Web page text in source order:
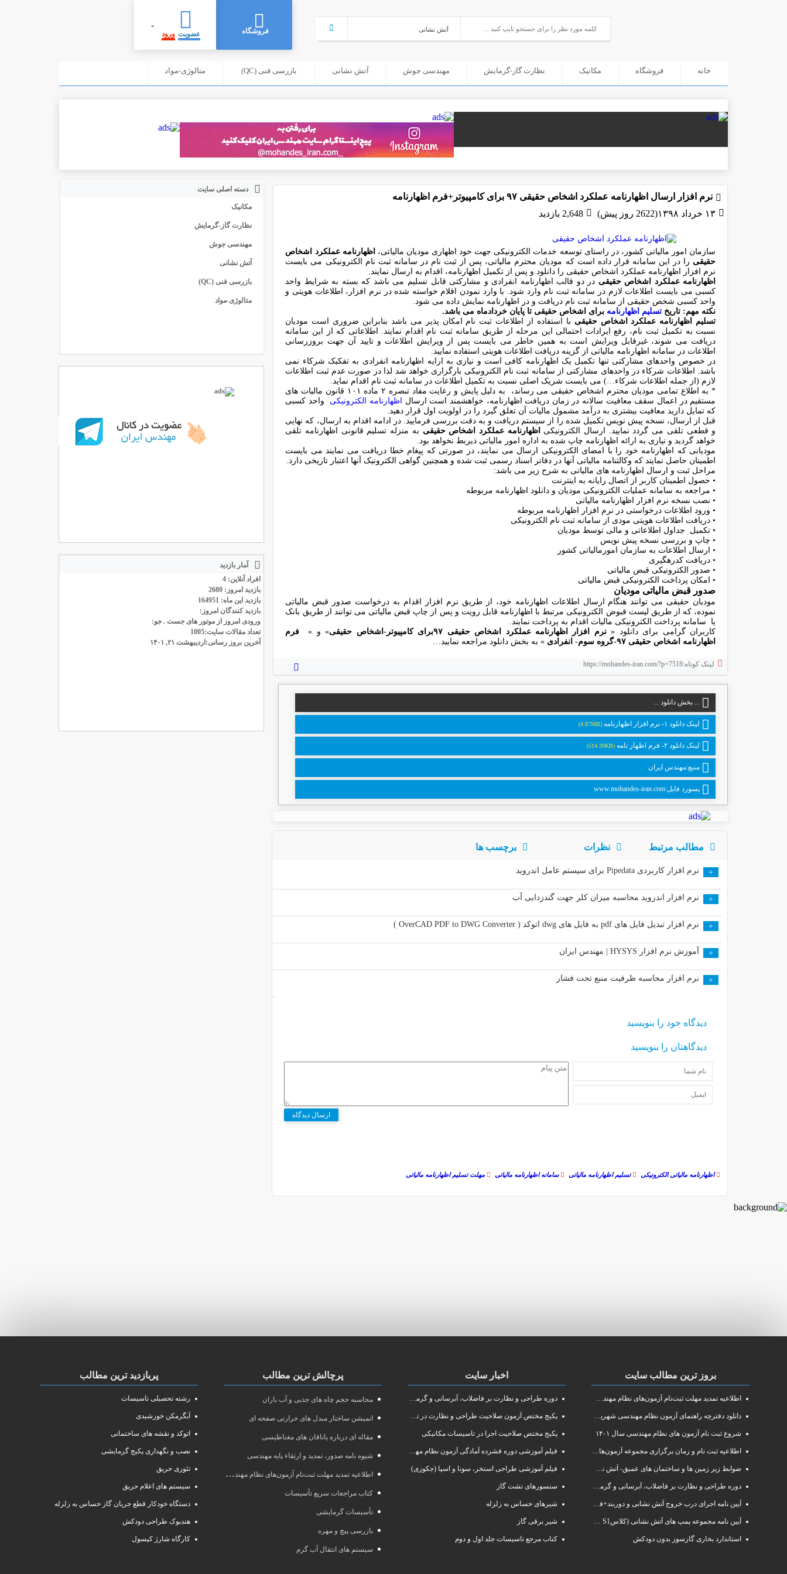
فروشگاه عضویت
-
ورود
خانه فروشگاه مکانیک نظارت گاز-گرمایش مهندسی جوش آتش نشانی بازرسی فنی (QC) متالوژی-مواد
نرم افزار ارسال اظهارنامه عملکرد اشخاص حقیقی ۹۷ برای کامپیوتر+فرم اظهارنامه
۱۳ خرداد ۱۳۹۸(2622 روز پیش)
2,648 بازدید
سازمان امور مالیاتی کشور، در راستای توسعه خدمات الکترونیکی جهت خود اظهاری مودیان مالیاتی، اظهارنامه عملکرد اشخاص
حقیقی را در این سامانه قرار داده است که مودیان محترم مالیاتی، پس از ثبت نام در سامانه ثبت نام الکترونیکی می بایست
نرم افزار اظهارنامه عملکرد اشخاص حقیقی را دانلود و پس از تکمیل اظهارنامه، اقدام به ارسال نمایند.
اظهارنامه عملکرد اشخاص حقیقی در دو قالب اظهارنامه انفرادی و مشارکتی قابل تسلیم می باشد که بسته به شرایط واحد
کسبی می بایست اطلاعات لازم در سامانه ثبت نام وارد شود. با وارد نمودن اقلام خواسته شده در نرم افزار، اطلاعات هویتی و
واحد کسبی شخص حقیقی از سامانه ثبت نام دریافت و در اظهارنامه نمایش داده می شود.
نکته مهم: تاریخ تسلیم اظهارنامه برای اشخاص حقیقی تا پایان خردادماه می باشد.
تسلیم اظهارنامه عملکرد اشخاص حقیقی با استفاده از اطلاعات ثبت نام امکان پذیر می باشد بنابراین ضروری است مودیان
نسبت به تکمیل ثبت نام، رفع ایرادات احتمالی این مرحله از طریق سامانه ثبت نام اقدام نمایند. اطلاعاتی که از این سامانه
دریافت می شوند، غیرقابل ویرایش است به همین خاطر می بایست پس از ویرایش اطلاعات و تایید آن جهت بروزرسانی
اطلاعات در سامانه اظهارنامه مالیاتی از گزینه دریافت اطلاعات هویتی استفاده نمایید.
در خصوص واحدهای مشارکتی تنها تکمیل یک اظهارنامه کافی است و نیازی به ارایه اظهارنامه انفرادی به تفکیک شرکاء نمی
باشد. اطلاعات شرکاء در واحدهای مشارکتی از سامانه ثبت نام الکترونیکی بارگزاری خواهد شد لذا در صورت عدم ثبت اطلاعات
لازم (از جمله اطلاعات شرکاء…) می بایست شریک اصلی نسبت به تکمیل اطلاعات در سامانه ثبت نام اقدام نماید.
* به اطلاع تمامی مودیان محترم اشخاص حقیقی می رساند، به دلیل پایش و رعایت مفاد تبصره ۲ ماده ۱۰۱ قانون مالیات های
مستقیم در اعمال سقف معافیت سالانه در زمان دریافت اظهارنامه، خواهشمند است ارسال اظهارنامه الکترونیکی واحد کسبی
که تمایل دارید معافیت بیشتری به درآمد مشمول مالیات آن تعلق گیرد را در اولویت اول قرار دهید.
قبل از ارسال، نسخه پیش نویس تکمیل شده را از سیستم دریافت و به دقت بررسی فرمایید. در ادامه اقدام به ارسال، که نهایی
و قطعی تلقی می گردد نمایید. ارسال الکترونیکی
اظهارنامه عملکرد اشخاص حقیقی به منزله تسلیم قانونی اظهارنامه تلقی
خواهد گردید و نیازی به ارائه اظهارنامه چاپ شده به اداره امور مالیاتی ذیربط نخواهد بود.
مودیانی که اظهارنامه خود را با امضای الکترونیکی ارسال می نمایند، در صورتی که پیغام خطا دریافت می نمایند می بایست
اطمینان حاصل نمایند که وکالتنامه مالیاتی آنها در دفاتر اسناد رسمی ثبت شده و همچنین گواهی الکترونیک آنها اعتبار تاریخی دارد.
مراحل ثبت و ارسال اظهارنامه های مالیاتی به شرح زیر می باشد:
• حصول اطمینان کاربر از اتصال رایانه به اینترنت
• مراجعه به سامانه عملیات الکترونیکی مودیان و دانلود اظهارنامه مربوطه
• نصب نسخه نرم افزار اظهارنامه مالیاتی
• ورود اطلاعات درخواستی در نرم افزار اظهارنامه مربوطه
• دریافت اطلاعات هویتی مودی از سامانه ثبت نام الکترونیکی
• تکمیل جداول اطلاعاتی و مالی توسط مودیان
• چاپ و بررسی نسخه پیش نویس
• ارسال اطلاعات به سازمان امورمالیاتی کشور
• دریافت کدرهگیری
• صدور الکترونیکی قبض مالیاتی
• امکان پرداخت الکترونیکی قبض مالیاتی
صدور قبض مالیاتی مودیان
مودیان حقیقی می توانند هنگام ارسال اطلاعات اظهارنامه خود، از طریق نرم افزار اقدام به درخواست صدور قبض مالیاتی
نموده، که از طریق لیست قبوض الکترونیکی مرتبط با اظهارنامه قابل رویت و پس از چاپ قبض مالیاتی می توانند از طریق بانک
یا سامانه پرداخت الکترونیکی مالیات اقدام به پرداخت نمایند.
کاربران گرامی برای دانلود «نرم افزار اظهارنامه عملکرد اشخاص حقیقی ۹۷برای کامپیوتر-اشخاص حقیقی » و « فرم
اظهارنامه اشخاص حقیقی ۹۷-گروه سوم- انفرادی
» به بخش دانلود مراجعه نمایید…
لینک کوتاه:https://mohandes-iran.com/?p=7518
... بخش دانلود ...
لینک دانلود ۱- نرم افزار اظهارنامه (4.87MB)
لینک دانلود ۲- فرم اظهار نامه (514.39KB)
منبع:مهندس ایران
پسورد فایل:www.mohandes-iran.com
مطالب مرتبط نظرات برچسب ها
+ نرم افزار کاربردی Pipedata برای سیستم عامل اندروید
+ نرم افزار اندروید محاسبه میزان کلر جهت گندزدایی آب
+ نرم افزار تبدیل فایل های pdf به فایل های dwg اتوکد ( OverCAD PDF to DWG Converter )
+ آموزش نرم افزار HYSYS | مهندس ایران
+ نرم ‌افزار محاسبه ظرفیت منبع تحت فشار
دیدگاه خود را بنویسید
دیدگاهتان را بنویسید
ارسال دیدگاه
اظهارنامه مالیاتی الکترونیکی تسلیم اظهارنامه مالیاتی سامانه اظهارنامه مالیاتی مهلت تسلیم اظهارنامه مالیاتی
دسته اصلی سایت
مکانیک
نظارت گاز-گرمایش
مهندسی جوش
آتش نشانی
بازرسی فنی (QC)
متالوژی-مواد
آمار بازدید
افراد آنلاین: 4
بازدید امروز: 2680
بازدید این ماه: 164951
بازدید کنندگان امروز:
ورودی امروز از موتور های جست . جو:
تعداد مقالات سایت:1005
آخرین بروز رسانی:اردیبهشت ۲۱, ۱۴۰۱
بروز ترین مطالب سایت
اطلاعیه تمدید مهلت ثبت‌نام آزمون‌های نظام مهندسی سال ۱۴۰۱
دانلود دفترچه راهنمای آزمون نظام مهندسی شهریور ۱۴۰۱
شروع ثبت نام آزمون های نظام مهندسی سال ۱۴۰۱
اطلاعیه ثبت نام و زمان برگزاری مجموعه آزمون‌های نظام مهندسی ساختمان سال ۱۴۰۱
ضوابط زیر زمین ها و ساختمان های عمیق- آتش نشانی البرز
دوره طراحی و نظارت بر فاضلاب، آبرسانی و گرمایش رادیاتور
آیین نامه اجرای درب خروج آتش نشانی و دوربند+فایلpdf
آیین نامه مجموعه پمپ های آتش نشانی (کلاسS1 و S2 )
استاندارد بخاری گازسوز بدون دودکش
اخبار سایت
دوره طراحی و نظارت بر فاضلاب، آبرسانی و گرمایش رادیاتور
پکیج مختص آزمون صلاحیت طراحی و نظارت در تاسیسات مکانیکی
پکیج مختص صلاحیت اجرا در تاسیسات مکانیکی
فیلم آموزشی دوره فشرده آمادگی آزمون نظام مهندسی در رشته طراحی و نظارت تاسیسات مکانیکی ساختمان
فیلم آموزشی طراحی استخر، سونا و اسپا (جکوزی)
سنسورهای نشت گاز
شیرهای حساس به زلزله
شیر برقی گاز
کتاب مرجع تاسیسات جلد اول و دوم
پرچالش ترین مطالب
محاسبه حجم چاه های جذبی و آب باران
انمیشن ساختار مبدل های حرارتی صفحه ای
مقاله ای درباره یاتاقان های مغناطیسی
شیوه نامه صدور، تمدید و ارتقاء پایه مهندسی
اطلاعیه تمدید مهلت ثبت‌نام آزمون‌های نظام مهندسی سال ۱۴۰۱
کتاب مراجعات سریع تأسیسات
تأسیسات گرمایشی
بازرسی پیچ و مهره
سیستم های انتقال آب گرم
پربازدید ترین مطالب
رشته تحصیلی تاسیسات
آبگرمکن خورشیدی
اتوکد و نقشه های ساختمانی
نصب و نگهداری پکیج گرمایشی
تئوری حریق
سیستم های اعلام حریق
دستگاه خودکار قطع جریان گاز حساس به زلزله
هندبوک طراحی دودکش
کارگاه شارژ کپسول